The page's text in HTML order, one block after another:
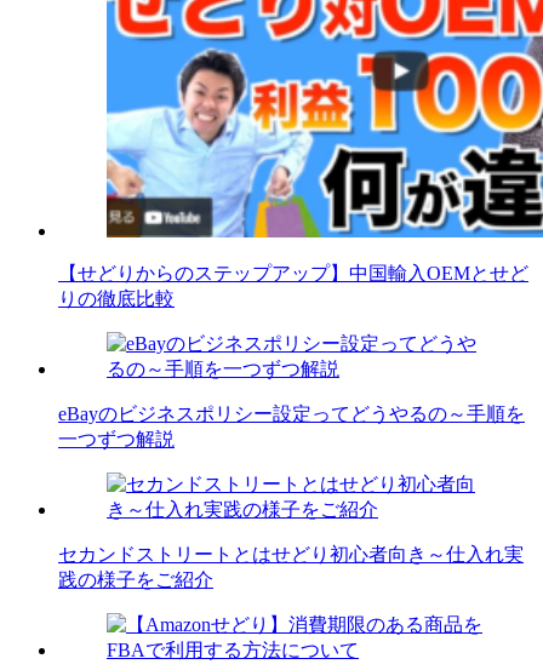
【せどりからのステップアップ】中国輸入OEMとせど
りの徹底比較
eBayのビジネスポリシー設定ってどうやるの～手順を
一つずつ解説
セカンドストリートとはせどり初心者向き～仕入れ実
践の様子をご紹介